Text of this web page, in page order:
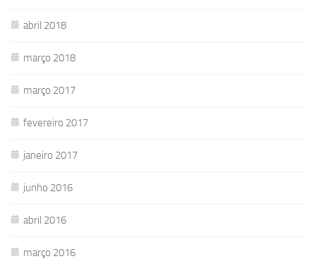
abril 2018
março 2018
março 2017
fevereiro 2017
janeiro 2017
junho 2016
abril 2016
março 2016